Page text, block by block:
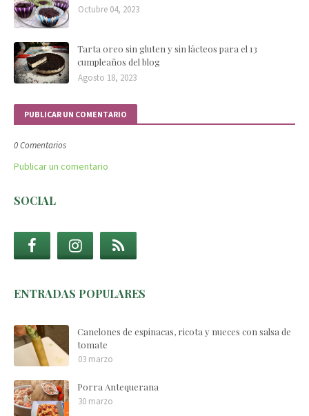
Octubre 04, 2023
Tarta oreo sin gluten y sin lácteos para el 13
cumpleaños del blog
Agosto 18, 2023
PUBLICAR UN COMENTARIO
0 Comentarios
Publicar un comentario
SOCIAL
ENTRADAS POPULARES
Canelones de espinacas, ricota y nueces con salsa de
tomate
03 marzo
Porra Antequerana
30 marzo